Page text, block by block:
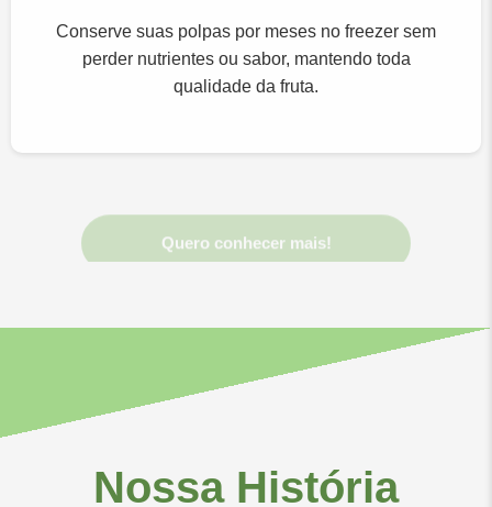
Conserve suas polpas por meses no freezer sem
perder nutrientes ou sabor, mantendo toda
qualidade da fruta.
Nossa História